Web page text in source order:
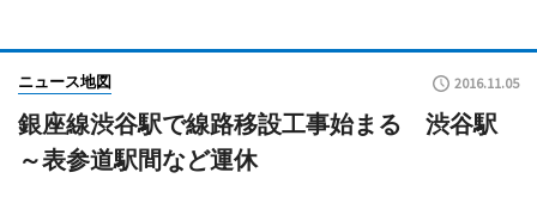
ニュース地図 2016.11.05
銀座線渋谷駅で線路移設工事始まる 渋谷駅
～表参道駅間など運休